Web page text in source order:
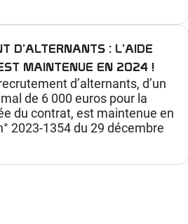
D’ALTERNANTS : L’AIDE
MAINTENUE EN 2024 !
d’alternants, d’un
de 6 000 euros pour la
du contrat, est maintenue en
2023-1354 du 29 décembre